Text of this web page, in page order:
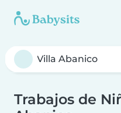
Trabajos de